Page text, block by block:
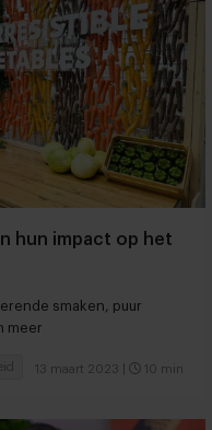
hun impact op het
smaken, puur
meer
13 maart 2023 10 min